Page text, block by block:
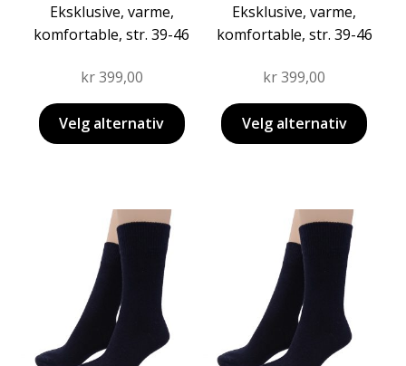
Eksklusive, varme,
komfortable, str. 39-46
kr399,00
Velg alternativ
Eksklusive, varme,
komfortable, str. 39-46
kr399,00
Velg alternativ
Dette
produktet
har
varianter.
Alternativene